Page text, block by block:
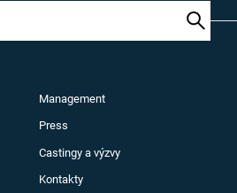
Management
Press
Castingy a výzvy
Kontakty